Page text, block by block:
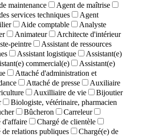
maintenance
Agent de maîtrise
services techniques
Agent
Aide comptable
Analyste
Animateur
Architecte d'intérieur
peintre
Assistant de ressources
Assistant logistique
Assistant(e)
commercial(e)
Assistant(e)
Attaché d'administration et
Attaché de presse
Auxiliaire
Auxilliaire de vie
Bijoutier
Biologiste, vétérinaire, pharmacien
Bûcheron
Carreleur
d'affaire
Chargé de clientèle
de relations publiques
Chargé(e) de